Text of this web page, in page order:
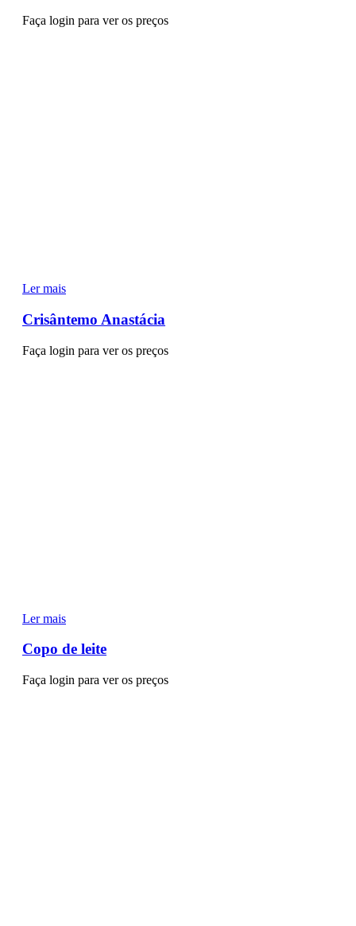
Faça login para ver os preços
Ler mais
Crisântemo Anastácia
Faça login para ver os preços
Ler mais
Copo de leite
Faça login para ver os preços